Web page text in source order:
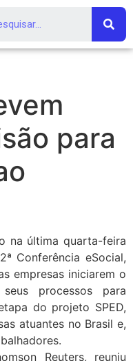
para
na última quarta-feira
Conferência eSocial,
empresas iniciarem o
processos para
do projeto SPED,
atuantes no Brasil e,
Reuters, reuniu